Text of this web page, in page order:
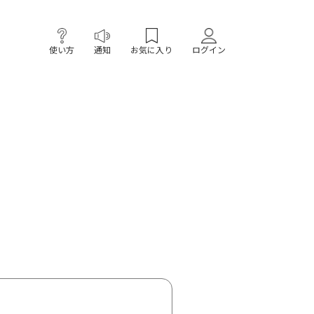
使い方 通知 お気に入り ログイン